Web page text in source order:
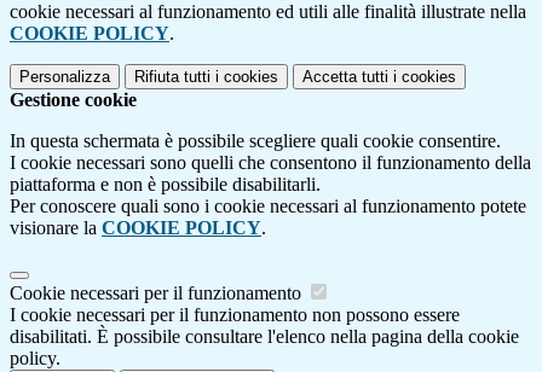
cookie necessari al funzionamento ed utili alle finalità illustrate nella
COOKIE POLICY.
Personalizza Rifiuta tutti i cookies Accetta tutti i cookies
Gestione cookie
In questa schermata è possibile scegliere quali cookie consentire.
I cookie necessari sono quelli che consentono il funzionamento della
piattaforma e non è possibile disabilitarli.
Per conoscere quali sono i cookie necessari al funzionamento potete
visionare la COOKIE POLICY.
Cookie necessari per il funzionamento
I cookie necessari per il funzionamento non possono essere
disabilitati. È possibile consultare l'elenco nella pagina della cookie
policy.